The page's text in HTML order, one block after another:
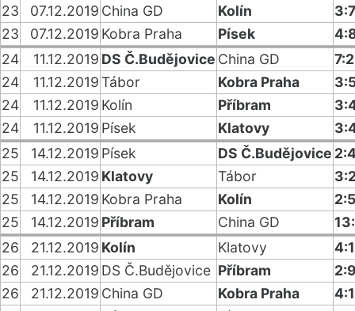
23
07.12.2019 China GD Kolín
3:7
23
07.12.2019 Kobra Praha Písek
24
11.12.2019 DS Č.Budějovice China GD
7:2
24
11.12.2019Tábor Kobra Praha
24
11.12.2019 Kolín Příbram
24
11.12.2019 Písek Klatovy
25
14.12.2019 Písek DS Č.Budějovice
25
14.12.2019 Klatovy Tábor
25
14.12.2019 Kobra Praha Kolín
2:5
25
14.12.2019 Příbram China GD
26
21.12.2019 Kolín Klatovy
4:1
26
21.12.2019 DS Č.Budějovice Příbram
2:9
26
21.12.2019 China GD Kobra Praha